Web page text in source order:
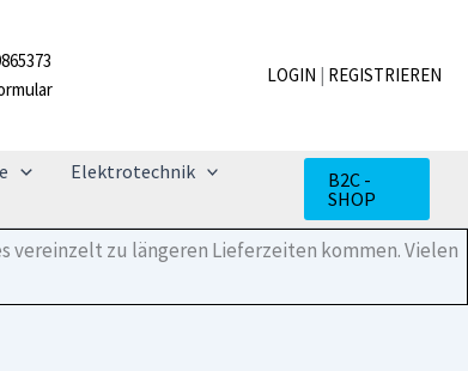
LOGIN | REGISTRIEREN
Elektrotechnik
B2C -
SHOP
vereinzelt zu längeren Lieferzeiten kommen. Vielen